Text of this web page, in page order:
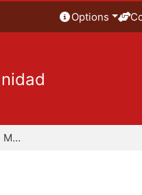
Options
Ciencias e Ingeniería de Materiales